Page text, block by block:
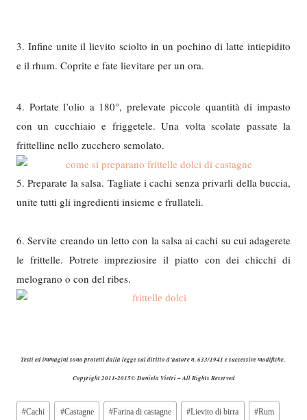
3. Infine unite il lievito sciolto in un pochino di latte intiepidito
e il rhum. Coprite e fate lievitare per un ora.
4. Portate l’olio a 180°, prelevate piccole quantità di impasto
con un cucchiaio e friggetele. Una volta scolate passate la
frittelline nello zucchero semolato.
5. Preparate la salsa. Tagliate i cachi senza privarli della buccia,
unite tutti gli ingredienti insieme e frullateli.
6. Servite creando un letto con la salsa ai cachi su cui adagerete
le frittelle. Potrete impreziosire il piatto con dei chicchi di
melograno o con del ribes.
Testi ed immagini sono protetti dalla legge sul diritto d’autore n. 633/1941 e successive modifiche.
Copyright 2011-2015© Daniela Vietri – All Rights Reserved
Tag
#Cachi #Castagne #Farina di castagne #Lievito di birra #Rum